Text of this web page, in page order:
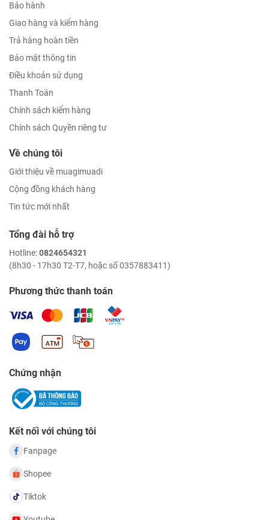
Bảo hành
Giao hàng và kiểm hàng
Trả hàng hoàn tiền
Bảo mật thông tin
Điều khoản sử dụng
Thanh Toán
Chính sách kiểm hàng
Chính sách Quyền riêng tư
Về chúng tôi
Giới thiệu về muagimuadi
Cộng đồng khách hàng
Tin tức mới nhất
Tổng đài hỗ trợ
Hotline:0824654321
(8h30 - 17h30 T2-T7, hoặc số 0357883411)
Phương thức thanh toán
Chứng nhận
Kết nối với chúng tôi
Fanpage
Shopee
Tiktok